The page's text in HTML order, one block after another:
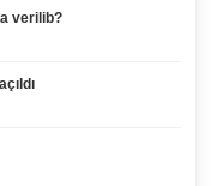
verilib?